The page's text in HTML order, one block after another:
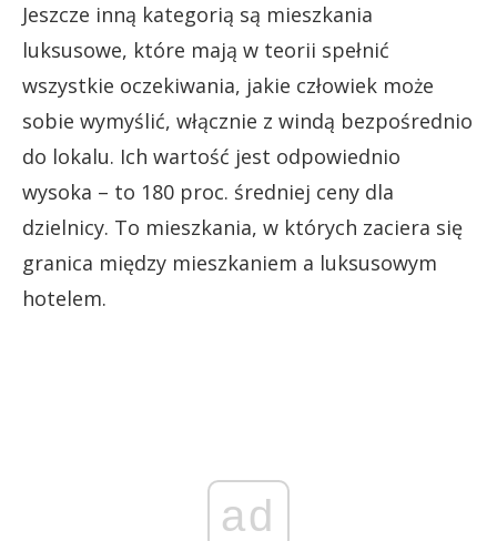
Jeszcze inną kategorią są mieszkania
luksusowe, które mają w teorii spełnić
wszystkie oczekiwania, jakie człowiek może
sobie wymyślić, włącznie z windą bezpośrednio
do lokalu. Ich wartość jest odpowiednio
wysoka – to 180 proc. średniej ceny dla
dzielnicy. To mieszkania, w których zaciera się
granica między mieszkaniem a luksusowym
hotelem.
ad